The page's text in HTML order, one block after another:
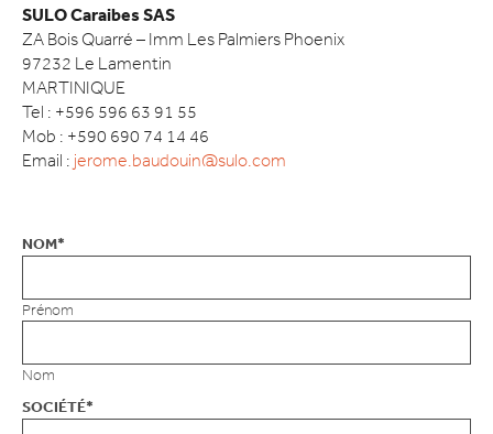
SULO Caraibes SAS
ZA Bois Quarré – Imm Les Palmiers Phoenix
97232 Le Lamentin
MARTINIQUE
Tel : +596 596 63 91 55
Mob : +590 690 74 14 46
Email : jerome.baudouin@sulo.com
NOM*
Prénom
Nom
SOCIÉTÉ*